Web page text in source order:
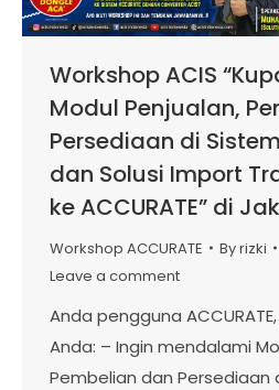
Workshop ACIS
Modul Penjualan,
Persediaan di Sistem
dan Solusi Import
ke ACCURATE” di
Workshop ACCURATE Byrizki
Leave a comment
Anda pengguna
Anda: – Ingin mendalami
Pembelian dan Persediaan